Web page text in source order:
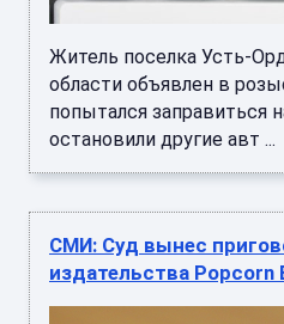
Житель поселка Усть-
области объявлен в
попытался заправиться
остановили другие авт ...
СМИ: Суд вынес
издательства Popcorn